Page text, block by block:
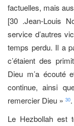
factuelles, mais
[30 .Jean-Louis
service d’autres
temps perdu. Il a
c’étaient des
Dieu m’a écouté
continue, ainsi
remercier Dieu » 30.
Le Hezbollah est